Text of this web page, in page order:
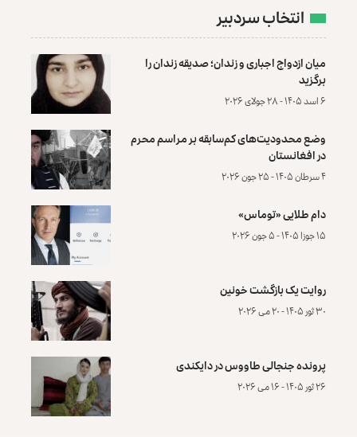
انتخاب سردبیر
میان ازدواج اجباری و زندان؛ صدیقه زندان را
برگزید
۶ اسد ۱۴۰۵ - ۲۸ جولای ۲۰۲۶
وضع محدودیت‌های کم‌سابقه بر مراسم محرم
در افغانستان
۴ سرطان ۱۴۰۵ - ۲۵ جون ۲۰۲۶
دام طلایی «توماس»
۱۵ جوزا ۱۴۰۵ - ۵ جون ۲۰۲۶
روایت یک بازگشت خونین
۳۰ ثور ۱۴۰۵ - ۲۰ می ۲۰۲۶
پرونده‌ جنجالی طاووس در دایکندی
۲۶ ثور ۱۴۰۵ - ۱۶ می ۲۰۲۶